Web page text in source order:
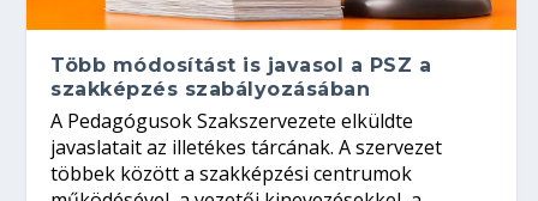
Több módosítást is javasol a PSZ a
szakképzés szabályozásában
A Pedagógusok Szakszervezete elküldte
javaslatait az illetékes tárcának. A szervezet
többek között a szakképzési centrumok